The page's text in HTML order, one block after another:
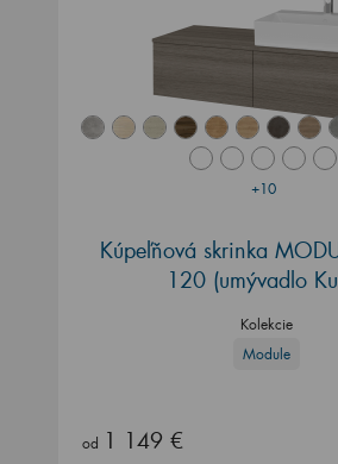
+10
Kúpeľňová skrinka
120 (umývadlo
Kolekcie
Module
od 1 149 €